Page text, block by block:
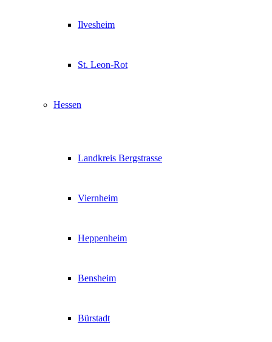
Ilvesheim
St. Leon-Rot
Hessen
Landkreis Bergstrasse
Viernheim
Heppenheim
Bensheim
Bürstadt